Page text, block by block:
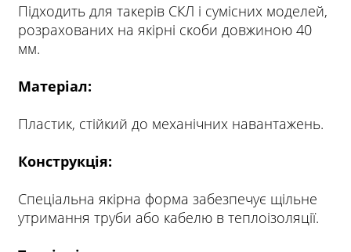
Підходить для такерів СКЛ і сумісних моделей,
розрахованих на якірні скоби довжиною 40
мм.
Матеріал:
Пластик, стійкий до механічних навантажень.
Конструкція:
Спеціальна якірна форма забезпечує щільне
утримання труби або кабелю в теплоізоляції.